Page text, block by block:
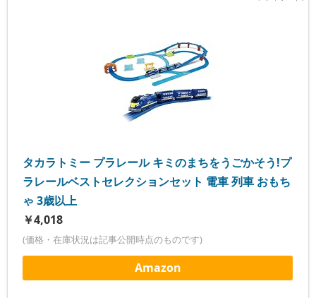
タカラトミー プラレール キミのまちをうごかそう!プ
ラレールベストセレクションセット 電車 列車 おもち
ゃ 3歳以上
￥4,018
(価格・在庫状況は記事公開時点のものです)
Amazon